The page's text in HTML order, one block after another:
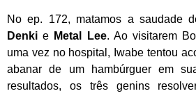
No ep. 172, matamos a saudade
Denki e Metal Lee. Ao visitarem
uma vez no hospital, Iwabe tentou
abanar de um hambúrguer em
resultados, os três genins